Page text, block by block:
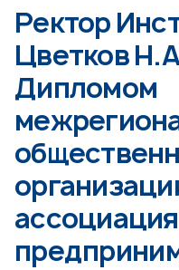
Ректор
Цветков
Дипломом
ассоциация